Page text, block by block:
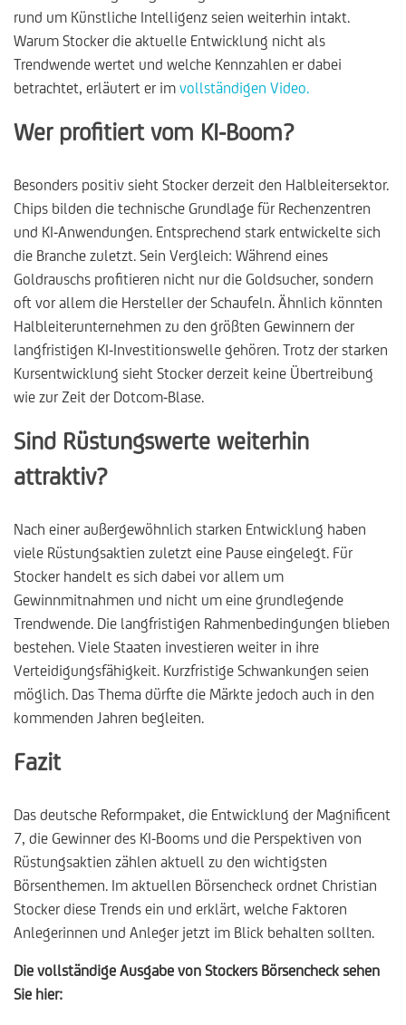
rund um Künstliche Intelligenz seien weiterhin intakt.
Warum Stocker die aktuelle Entwicklung nicht als
Trendwende wertet und welche Kennzahlen er dabei
betrachtet, erläutert er im vollständigen Video.
Wer profitiert vom KI-Boom?
Besonders positiv sieht Stocker derzeit den Halbleitersektor.
Chips bilden die technische Grundlage für Rechenzentren
und KI-Anwendungen. Entsprechend stark entwickelte sich
die Branche zuletzt. Sein Vergleich: Während eines
Goldrauschs profitieren nicht nur die Goldsucher, sondern
oft vor allem die Hersteller der Schaufeln. Ähnlich könnten
Halbleiterunternehmen zu den größten Gewinnern der
langfristigen KI-Investitionswelle gehören. Trotz der starken
Kursentwicklung sieht Stocker derzeit keine Übertreibung
wie zur Zeit der Dotcom-Blase.
Sind Rüstungswerte weiterhin
attraktiv?
Nach einer außergewöhnlich starken Entwicklung haben
viele Rüstungsaktien zuletzt eine Pause eingelegt. Für
Stocker handelt es sich dabei vor allem um
Gewinnmitnahmen und nicht um eine grundlegende
Trendwende. Die langfristigen Rahmenbedingungen blieben
bestehen. Viele Staaten investieren weiter in ihre
Verteidigungsfähigkeit. Kurzfristige Schwankungen seien
möglich. Das Thema dürfte die Märkte jedoch auch in den
kommenden Jahren begleiten.
Fazit
Das deutsche Reformpaket, die Entwicklung der Magnificent
7, die Gewinner des KI-Booms und die Perspektiven von
Rüstungsaktien zählen aktuell zu den wichtigsten
Börsenthemen. Im aktuellen Börsencheck ordnet Christian
Stocker diese Trends ein und erklärt, welche Faktoren
Anlegerinnen und Anleger jetzt im Blick behalten sollten.
Die vollständige Ausgabe von Stockers Börsencheck sehen
Sie hier: